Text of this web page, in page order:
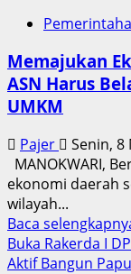
Memajukan
ASN Harus
UMKM
Pajer Senin, 8
MANOKWARI,
ekonomi daerah
wilayah...
Baca
Buka Rakerda I
Aktif Bangun